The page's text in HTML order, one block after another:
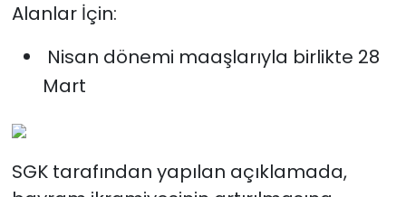
Alanlar İçin:
Nisan dönemi maaşlarıyla birlikte 28
Mart
SGK tarafından yapılan açıklamada,